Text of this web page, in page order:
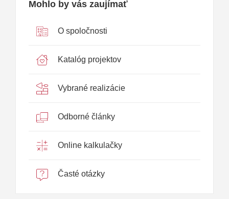
Mohlo by vás zaujímať
O spoločnosti
Katalóg projektov
Vybrané realizácie
Odborné články
Online kalkulačky
Časté otázky